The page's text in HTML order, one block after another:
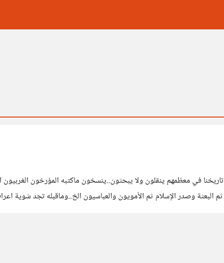
في معظمهم ينقلون ولا يبحثون..ينسخون ماكتبه المؤرخون الغربيون
البعثة وصدر الإسلام ثم الأمويون والعباسيون الخ..وماقبله تجد